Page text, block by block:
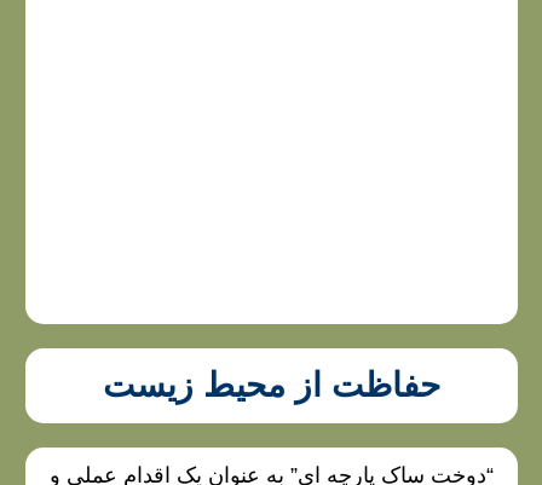
حفاظت از محیط زیست
“دوخت ساک پارچه‌ ای” به عنوان یک اقدام عملی و